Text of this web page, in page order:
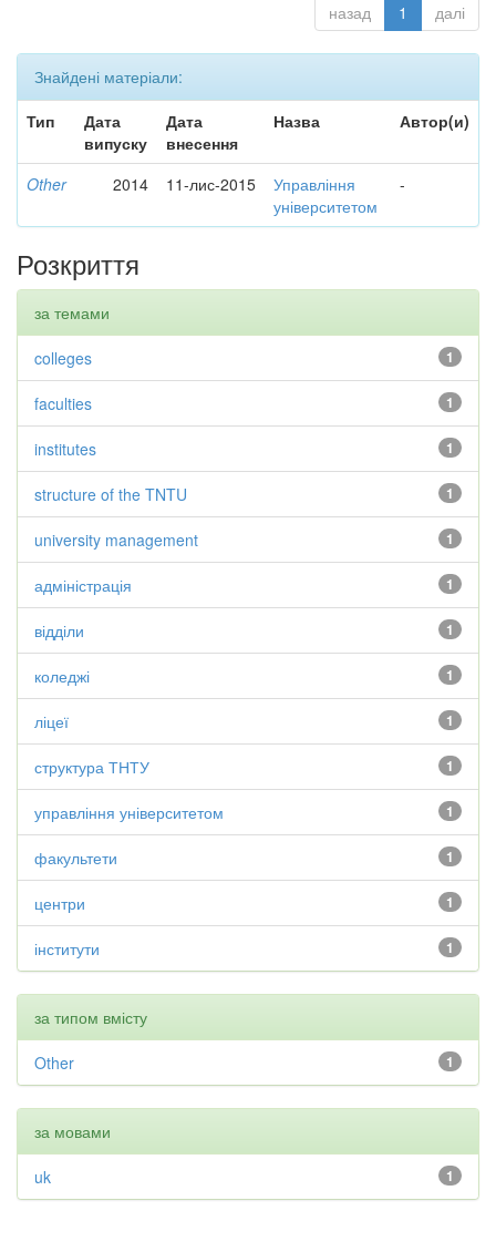
назад 1 далі
Знайдені матеріали:
Тип
Дата
випуску
Дата
внесення
Назва Автор(и)
Other 2014 11-лис-2015
Управління
університетом
-
Розкриття
за темами
1
colleges
1
faculties
1
institutes
1
structure of the TNTU
1
university management
1
адміністрація
1
відділи
1
коледжі
1
ліцеї
1
структура ТНТУ
1
управління університетом
1
факультети
1
центри
1
інститути
за типом вмісту
1
Other
за мовами
1
uk